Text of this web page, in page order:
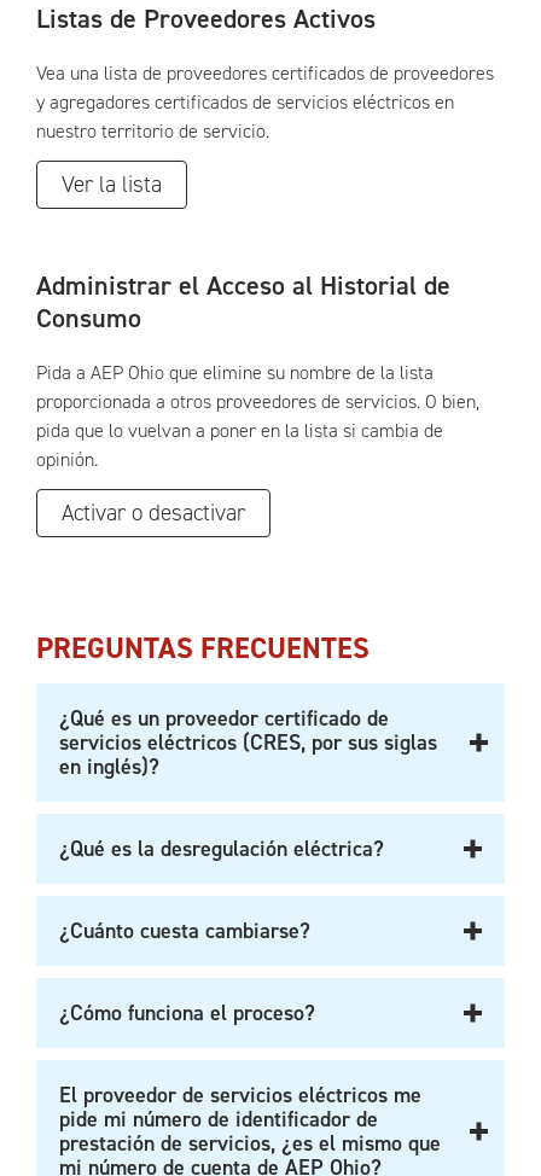
Listas de Proveedores Activos
Vea una lista de proveedores certificados de proveedores
y agregadores certificados de servicios eléctricos en
nuestro territorio de servicio.
Ver la lista
Administrar el Acceso al Historial de
Consumo
Pida a AEP Ohio que elimine su nombre de la lista
proporcionada a otros proveedores de servicios. O bien,
pida que lo vuelvan a poner en la lista si cambia de
opinión.
Activar o desactivar
PREGUNTAS FRECUENTES
¿Qué es un proveedor certificado de
servicios eléctricos (CRES, por sus siglas
en inglés)?
¿Qué es la desregulación eléctrica?
¿Cuánto cuesta cambiarse?
¿Cómo funciona el proceso?
El proveedor de servicios eléctricos me
pide mi número de identificador de
prestación de servicios, ¿es el mismo que
mi número de cuenta de AEP Ohio?